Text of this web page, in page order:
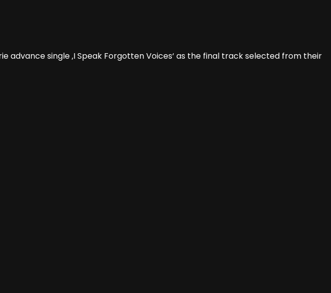
advance single ‚I Speak Forgotten Voices‘ as the final track selected from their